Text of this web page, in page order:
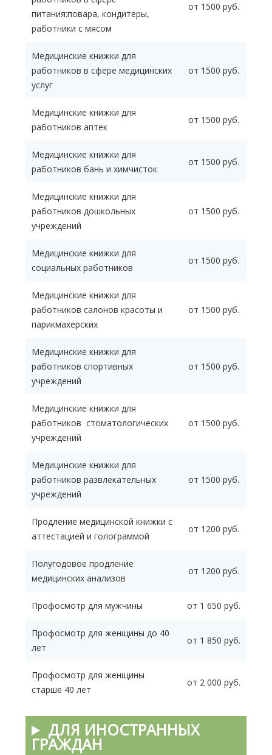
питания:повара, кондитеры,
работники с мясом
от 1500 руб.
Медицинские книжки для
работников в сфере медицинских
услуг
от 1500 руб.
Медицинские книжки для
работников аптек
от 1500 руб.
Медицинские книжки для
работников бань и химчисток
от 1500 руб.
Медицинские книжки для
работников дошкольных
учреждений
от 1500 руб.
Медицинские книжки для
социальных работников
от 1500 руб.
Медицинские книжки для
работников салонов красоты и
парикмахерских
от 1500 руб.
Медицинские книжки для
работников спортивных
учреждений
от 1500 руб.
Медицинские книжки для
работников стоматологических
учреждений
от 1500 руб.
Медицинские книжки для
работников развлекательных
учреждений
от 1500 руб.
Продление медицинской книжки с
аттестацией и голограммой
от 1200 руб.
Полугодовое продление
медицинских анализов
от 1200 руб.
Профосмотр для мужчины от 1 650 руб.
Профосмотр для женщины до 40
лет
от 1 850 руб.
Профосмотр для женщины
старше 40 лет
от 2 000 руб.
ДЛЯ ИНОСТРАННЫХ
ГРАЖДАН